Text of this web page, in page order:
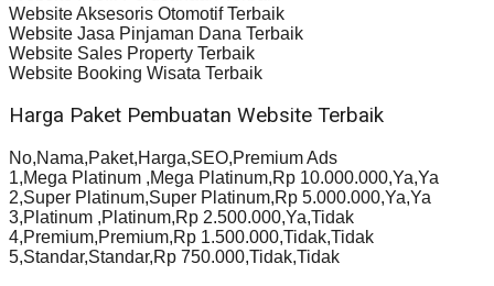
Website Aksesoris Otomotif Terbaik
Website Jasa Pinjaman Dana Terbaik
Website Sales Property Terbaik
Website Booking Wisata Terbaik
Harga Paket Pembuatan Website Terbaik
No,Nama,Paket,Harga,SEO,Premium Ads
1,Mega Platinum ,Mega Platinum,Rp 10.000.000,Ya,Ya
2,Super Platinum,Super Platinum,Rp 5.000.000,Ya,Ya
3,Platinum ,Platinum,Rp 2.500.000,Ya,Tidak
4,Premium,Premium,Rp 1.500.000,Tidak,Tidak
5,Standar,Standar,Rp 750.000,Tidak,Tidak